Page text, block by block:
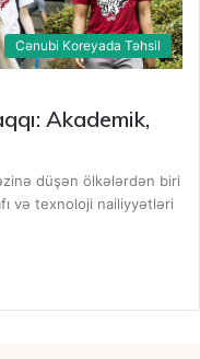
Cənubi Koreyada Təhsil
Akademik,
düşən ölkələrdən biri
və texnoloji nailiyyətləri